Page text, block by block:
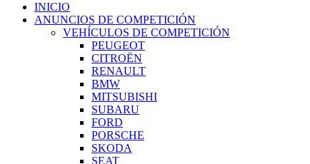
INICIO
ANUNCIOS DE COMPETICIÓN
VEHÍCULOS DE COMPETICIÓN
PEUGEOT
CITROËN
RENAULT
BMW
MITSUBISHI
SUBARU
FORD
PORSCHE
SKODA
SEAT